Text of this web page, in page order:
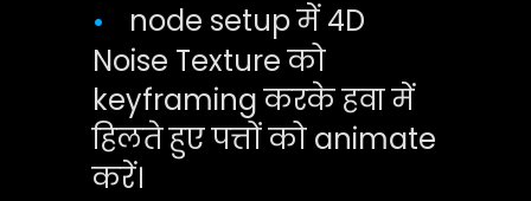
•
node setup में 4D
Noise Texture को
keyframing करके हवा में
हिलते हुए पत्तों को animate
करें।